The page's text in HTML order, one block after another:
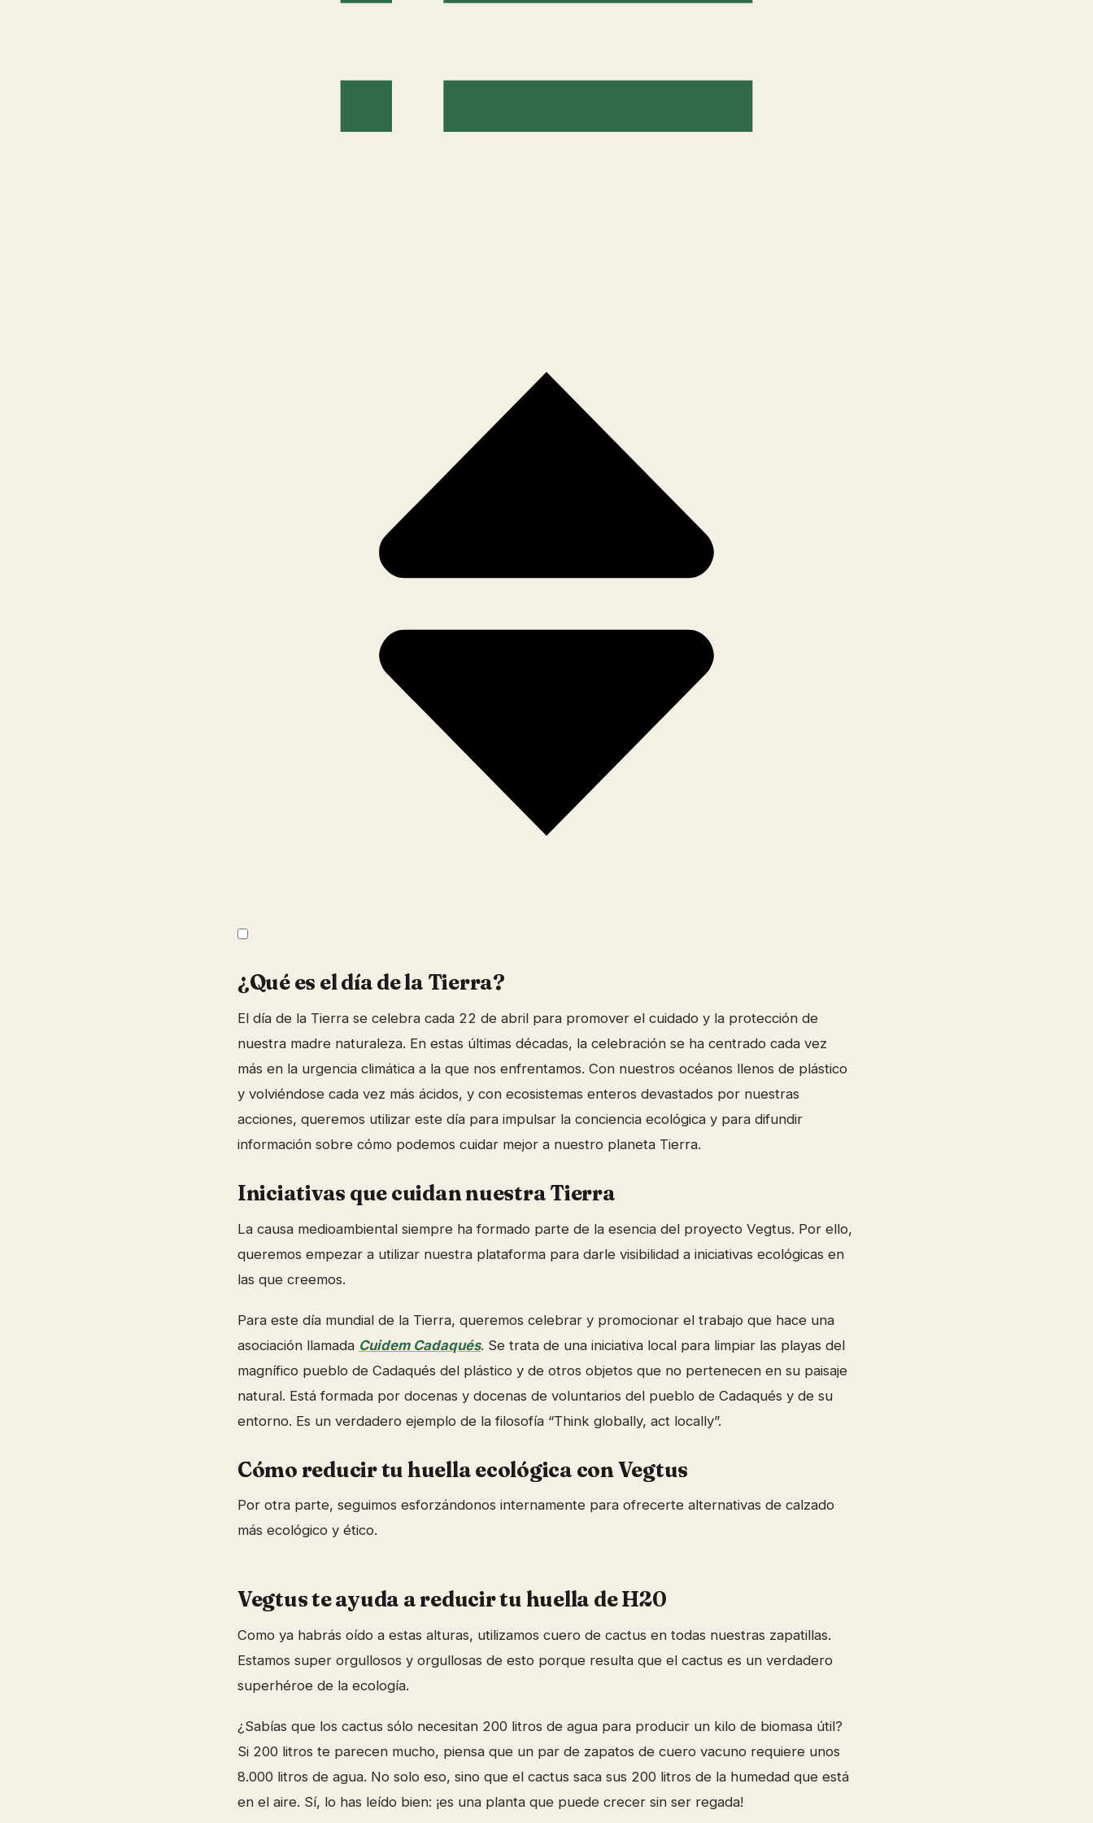
¿Qué es el día de la Tierra?
El día de la Tierra se celebra cada 22 de abril para promover el cuidado y la protección de
nuestra madre naturaleza. En estas últimas décadas, la celebración se ha centrado cada vez
más en la urgencia climática a la que nos enfrentamos. Con nuestros océanos llenos de plástico
y volviéndose cada vez más ácidos, y con ecosistemas enteros devastados por nuestras
acciones, queremos utilizar este día para impulsar la conciencia ecológica y para difundir
información sobre cómo podemos cuidar mejor a nuestro planeta Tierra.
Iniciativas que cuidan nuestra Tierra
La causa medioambiental siempre ha formado parte de la esencia del proyecto Vegtus. Por ello,
queremos empezar a utilizar nuestra plataforma para darle visibilidad a iniciativas ecológicas en
las que creemos.
Para este día mundial de la Tierra, queremos celebrar y promocionar el trabajo que hace una
asociación llamada Cuidem Cadaqués. Se trata de una iniciativa local para limpiar las playas del
magnífico pueblo de Cadaqués del plástico y de otros objetos que no pertenecen en su paisaje
natural. Está formada por docenas y docenas de voluntarios del pueblo de Cadaqués y de su
entorno. Es un verdadero ejemplo de la filosofía “Think globally, act locally”.
Cómo reducir tu huella ecológica con Vegtus
Por otra parte, seguimos esforzándonos internamente para ofrecerte alternativas de calzado
más ecológico y ético.
Vegtus te ayuda a reducir tu huella de H20
Como ya habrás oído a estas alturas, utilizamos cuero de cactus en todas nuestras zapatillas.
Estamos super orgullosos y orgullosas de esto porque resulta que el cactus es un verdadero
superhéroe de la ecología.
¿Sabías que los cactus sólo necesitan 200 litros de agua para producir un kilo de biomasa útil?
Si 200 litros te parecen mucho, piensa que un par de zapatos de cuero vacuno requiere unos
8.000 litros de agua. No solo eso, sino que el cactus saca sus 200 litros de la humedad que está
en el aire. Sí, lo has leído bien: ¡es una planta que puede crecer sin ser regada!